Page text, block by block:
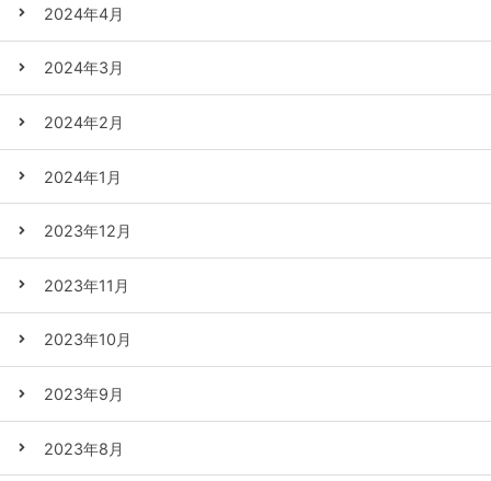
2024年4月
2024年3月
2024年2月
2024年1月
2023年12月
2023年11月
2023年10月
2023年9月
2023年8月